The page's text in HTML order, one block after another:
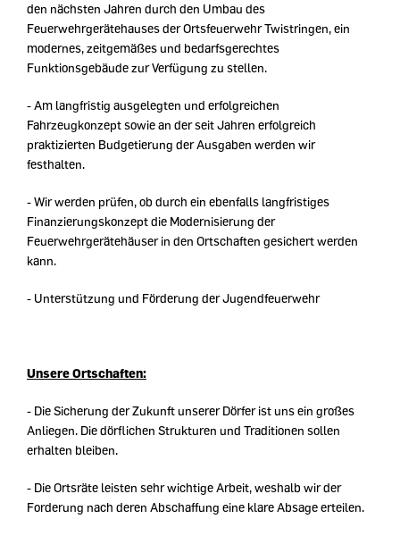
den nächsten Jahren durch den Umbau des
Feuerwehrgerätehauses der Ortsfeuerwehr Twistringen, ein
modernes, zeitgemäßes und bedarfsgerechtes
Funktionsgebäude zur Verfügung zu stellen.
- Am langfristig ausgelegten und erfolgreichen
Fahrzeugkonzept sowie an der seit Jahren erfolgreich
praktizierten Budgetierung der Ausgaben werden wir
festhalten.
- Wir werden prüfen, ob durch ein ebenfalls langfristiges
Finanzierungskonzept die Modernisierung der
Feuerwehrgerätehäuser in den Ortschaften gesichert werden
kann.
- Unterstützung und Förderung der Jugendfeuerwehr
Unsere Ortschaften:
- Die Sicherung der Zukunft unserer Dörfer ist uns ein großes
Anliegen. Die dörflichen Strukturen und Traditionen sollen
erhalten bleiben.
- Die Ortsräte leisten sehr wichtige Arbeit, weshalb wir der
Forderung nach deren Abschaffung eine klare Absage erteilen.